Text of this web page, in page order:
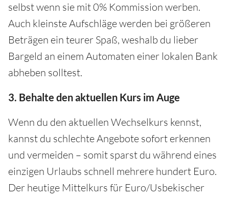
selbst wenn sie mit 0% Kommission werben.
Auch kleinste Aufschläge werden bei größeren
Beträgen ein teurer Spaß, weshalb du lieber
Bargeld an einem Automaten einer lokalen Bank
abheben solltest.
3. Behalte den aktuellen Kurs im Auge
Wenn du den aktuellen Wechselkurs kennst,
kannst du schlechte Angebote sofort erkennen
und vermeiden – somit sparst du während eines
einzigen Urlaubs schnell mehrere hundert Euro.
Der heutige Mittelkurs für Euro/Usbekischer